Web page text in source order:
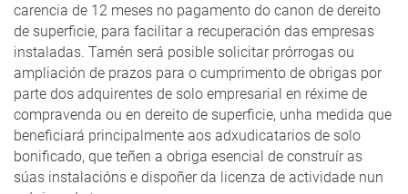
carencia de 12 meses no pagamento do canon de dereito
de superficie, para facilitar a recuperación das empresas
instaladas. Tamén será posible solicitar prórrogas ou
ampliación de prazos para o cumprimento de obrigas por
parte dos adquirentes de solo empresarial en réxime de
compravenda ou en dereito de superficie, unha medida que
beneficiará principalmente aos adxudicatarios de solo
bonificado, que teñen a obriga esencial de construír as
súas instalacións e dispoñer da licenza de actividade nun